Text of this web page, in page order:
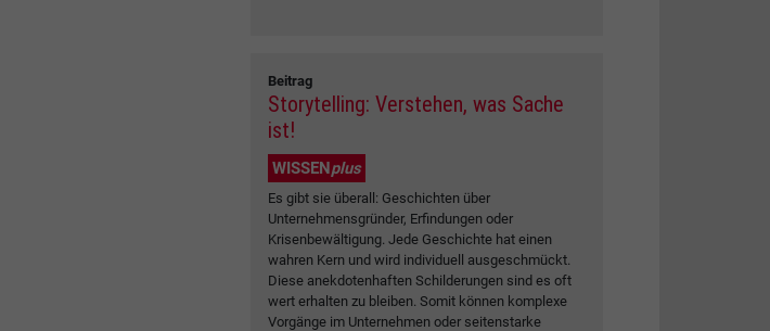
Beitrag
Storytelling: Verstehen, was Sache
ist!
WISSENplus
Es gibt sie überall: Geschichten über
Unternehmensgründer, Erfindungen oder
Krisenbewältigung. Jede Geschichte hat einen
wahren Kern und wird individuell ausgeschmückt.
Diese anekdotenhaften Schilderungen sind es oft
wert erhalten zu bleiben. Somit können komplexe
Vorgänge im Unternehmen oder seitenstarke